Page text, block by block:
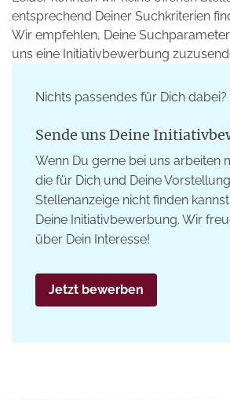
entsprechend Deiner Suchkriterien
Wir empfehlen, Deine
uns eine Initiativbewerbung
Nichts passendes für Dich dabei?
Sende uns Deine
Wenn Du gerne bei uns arbeiten
die für Dich und Deine
Stellenanzeige nicht finden
Deine Initiativbewerbung. Wir
über Dein Interesse!
Jetzt bewerben